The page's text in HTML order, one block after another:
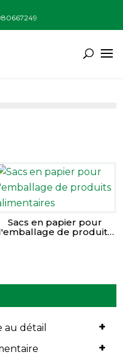
Sacs en papier pour
de produits
+
au détail
+